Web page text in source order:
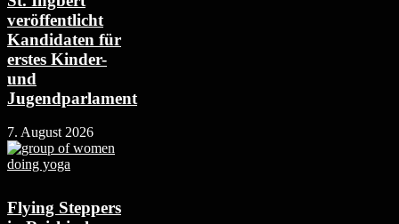
veröffentlicht
Kandidaten für
erstes Kinder-
und
Jugendparlament
7. August 2026
Flying Steppers